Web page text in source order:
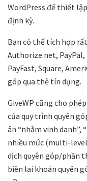
WordPress để thiết
định kỳ.
Bạn có thể tích hợp
Authorize.net,
PayFast, Square,
góp qua thẻ tín dụng.
GiveWP cũng cho
của quy trình quyên
ân “nhằm vinh
nhiều mức (multi-
dịch quyên góp/phần
biên lai khoản quyên